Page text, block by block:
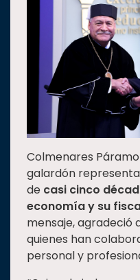
Colmenares
galardón
de casi cinco
economía y su
mensaje, agradeció
quienes han
personal y